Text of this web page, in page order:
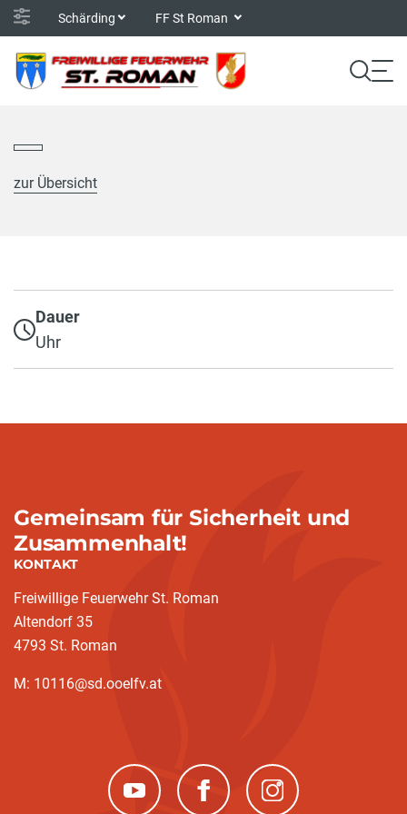
Schärding FF St Roman
zur Übersicht
Dauer
Uhr
Gemeinsam für Sicherheit und
Zusammenhalt!
KONTAKT
Freiwillige Feuerwehr St. Roman
Altendorf 35
4793 St. Roman
M: 10116@sd.ooelfv.at
(neues Fenster)(neues Fenster)(neues Fenster)